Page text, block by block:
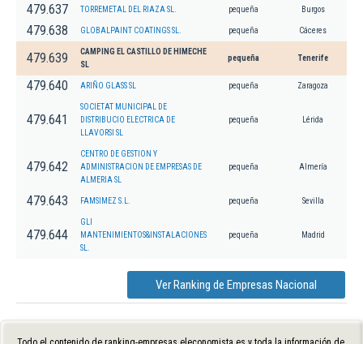
479.637 TORREMETAL DEL RIAZA SL. pequeña Burgos
479.638 GLOBALPAINT COATINGS SL. pequeña Cáceres
479.639
CAMPING EL CASTILLO DE HIMECHE
SL
pequeña Tenerife
479.640 ARIÑO GLASS SL pequeña Zaragoza
479.641
SOCIETAT MUNICIPAL DE
DISTRIBUCIO ELECTRICA DE
LLAVORSI SL
pequeña Lérida
479.642
CENTRO DE GESTION Y
ADMINISTRACION DE EMPRESAS DE
ALMERIA SL
pequeña Almería
479.643 FAMSIMEZ S.L. pequeña Sevilla
479.644
GLI
MANTENIMIENTOS&INSTALACIONES
SL.
pequeña Madrid
Ver Ranking de Empresas Nacional